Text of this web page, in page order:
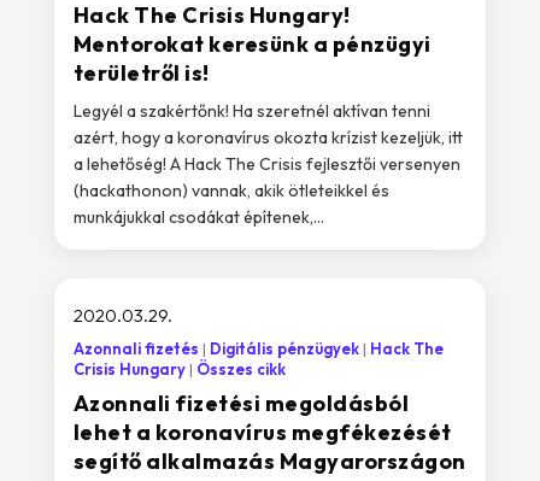
Hack The Crisis Hungary!
Mentorokat keresünk a pénzügyi
területről is!
Legyél a szakértőnk! Ha szeretnél aktívan tenni
azért, hogy a koronavírus okozta krízist kezeljük, itt
a lehetőség! A Hack The Crisis fejlesztői versenyen
(hackathonon) vannak, akik ötleteikkel és
munkájukkal csodákat építenek,...
Azonnali fizetési megoldásból
lehet a koronavírus megfékezését
segítő alkalmazás Magyarországon
2020.03.29.
Azonnali fizetés Digitális pénzügyek
Hack The
Crisis Hungary
Összes cikk